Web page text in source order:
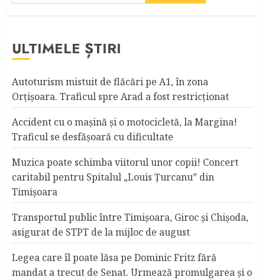
ULTIMELE ȘTIRI
Autoturism mistuit de flăcări pe A1, în zona
Orțișoara. Traficul spre Arad a fost restricționat
Accident cu o maşină şi o motocicletă, la Margina!
Traficul se desfăşoară cu dificultate
Muzica poate schimba viitorul unor copii! Concert
caritabil pentru Spitalul „Louis Ţurcanu” din
Timişoara
Transportul public între Timişoara, Giroc şi Chişoda,
asigurat de STPT de la mijloc de august
Legea care îl poate lăsa pe Dominic Fritz fără
mandat a trecut de Senat. Urmează promulgarea și o